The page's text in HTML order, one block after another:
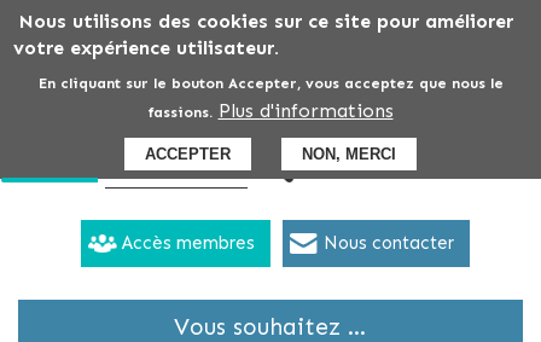
Nous utilisons des cookies sur ce site pour améliorer
votre expérience utilisateur.
En cliquant sur le bouton Accepter, vous acceptez que nous le
fassions. Plus d'informations
ACCEPTER NON, MERCI
Aller
au
contenu
principal
Accès membres Nous contacter
Vous souhaitez ...